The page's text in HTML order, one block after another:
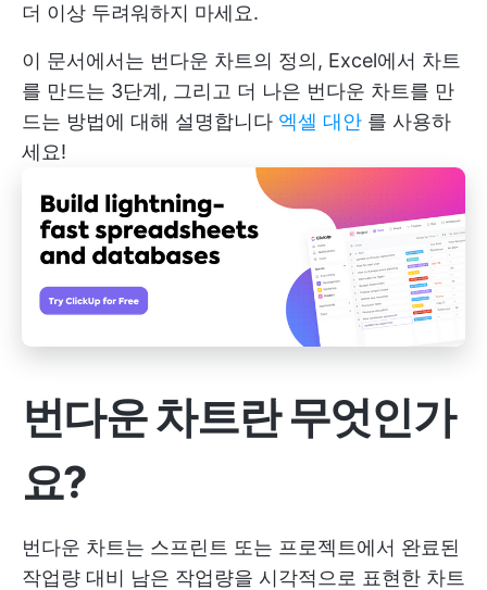
더 이상 두려워하지 마세요.
이 문서에서는 번다운 차트의 정의, Excel에서 차트
를 만드는 3단계, 그리고 더 나은 번다운 차트를 만
드는 방법에 대해 설명합니다 엑셀 대안 를 사용하
세요!
번다운 차트란 무엇인가
요?
번다운 차트는 스프린트 또는 프로젝트에서 완료된
작업량 대비 남은 작업량을 시각적으로 표현한 차트